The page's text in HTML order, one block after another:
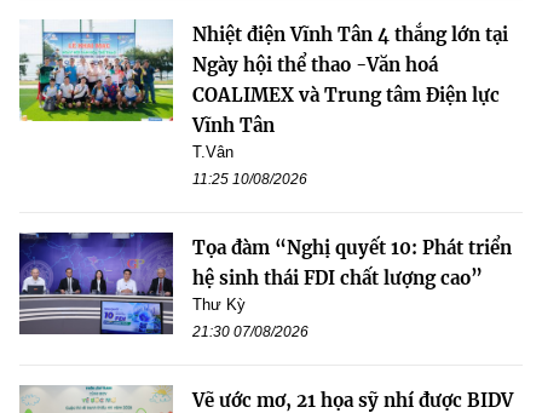
Nhiệt điện Vĩnh Tân 4 thắng lớn tại
Ngày hội thể thao -Văn hoá
COALIMEX và Trung tâm Điện lực
Vĩnh Tân
T.Vân
11:25 10/08/2026
Tọa đàm “Nghị quyết 10: Phát triển
hệ sinh thái FDI chất lượng cao”
Thư Kỳ
21:30 07/08/2026
Vẽ ước mơ, 21 họa sỹ nhí được BIDV